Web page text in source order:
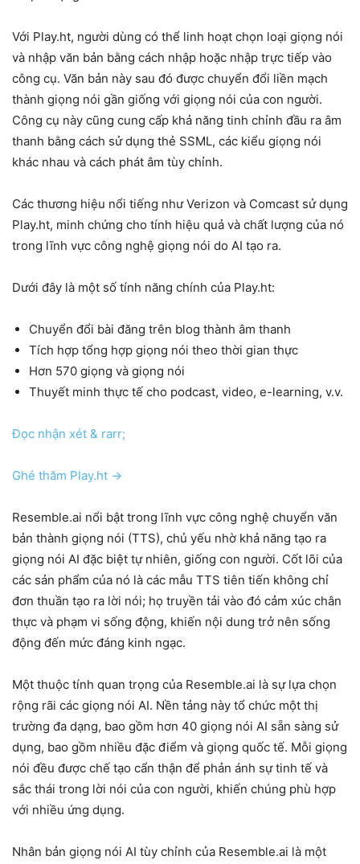
Với Play.ht, người dùng có thể linh hoạt chọn loại giọng nói
và nhập văn bản bằng cách nhập hoặc nhập trực tiếp vào
công cụ. Văn bản này sau đó được chuyển đổi liền mạch
thành giọng nói gần giống với giọng nói của con người.
Công cụ này cũng cung cấp khả năng tinh chỉnh đầu ra âm
thanh bằng cách sử dụng thẻ SSML, các kiểu giọng nói
khác nhau và cách phát âm tùy chỉnh.
Các thương hiệu nổi tiếng như Verizon và Comcast sử dụng
Play.ht, minh chứng cho tính hiệu quả và chất lượng của nó
trong lĩnh vực công nghệ giọng nói do AI tạo ra.
Dưới đây là một số tính năng chính của Play.ht:
Chuyển đổi bài đăng trên blog thành âm thanh
Tích hợp tổng hợp giọng nói theo thời gian thực
Hơn 570 giọng và giọng nói
Thuyết minh thực tế cho podcast, video, e-learning, v.v.
Đọc nhận xét & rarr;
Ghé thăm Play.ht →
Resemble.ai nổi bật trong lĩnh vực công nghệ chuyển văn
bản thành giọng nói (TTS), chủ yếu nhờ khả năng tạo ra
giọng nói AI đặc biệt tự nhiên, giống con người. Cốt lõi của
các sản phẩm của nó là các mẫu TTS tiên tiến không chỉ
đơn thuần tạo ra lời nói; họ truyền tải vào đó cảm xúc chân
thực và phạm vi sống động, khiến nội dung trở nên sống
động đến mức đáng kinh ngạc.
Một thuộc tính quan trọng của Resemble.ai là sự lựa chọn
rộng rãi các giọng nói AI. Nền tảng này tổ chức một thị
trường đa dạng, bao gồm hơn 40 giọng nói AI sẵn sàng sử
dụng, bao gồm nhiều đặc điểm và giọng quốc tế. Mỗi giọng
nói đều được chế tạo cẩn thận để phản ánh sự tinh tế và
sắc thái trong lời nói của con người, khiến chúng phù hợp
với nhiều ứng dụng.
Nhân bản giọng nói AI tùy chỉnh của Resemble.ai là một